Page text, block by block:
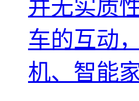
并无实质
车的互动
机、智能